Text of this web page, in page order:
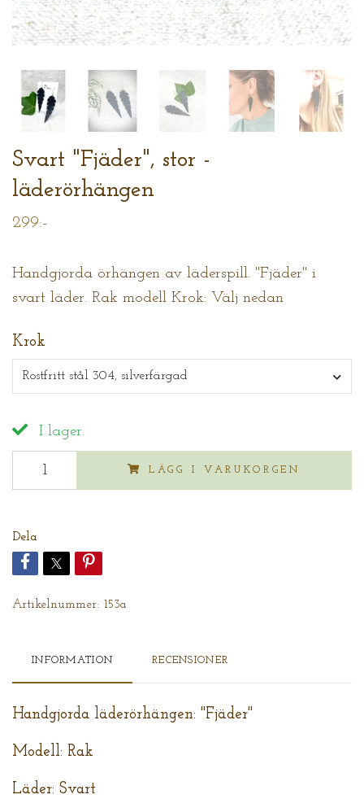
Svart "Fjäder", stor -
läderörhängen
299:-
Handgjorda örhängen av läderspill. "Fjäder" i
svart läder. Rak modell Krok: Välj nedan
Krok
Rostfritt stål 304, silverfärgad
I lager.
LÄGG I VARUKORGEN
Dela
Artikelnummer: 153a
INFORMATION RECENSIONER
Handgjorda läderörhängen: "Fjäder"
Modell: Rak
Läder: Svart